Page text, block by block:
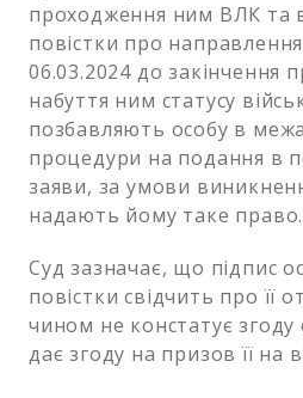
проходження ним ВЛК та
повістки про
06.03.2024 до закінчення
набуття ним статусу
позбавляють особу в
процедури на подання в
заяви, за умови
надають йому таке право.
Суд зазначає, що підпис
повістки свідчить про її
чином не констатує
дає згоду на призов її на